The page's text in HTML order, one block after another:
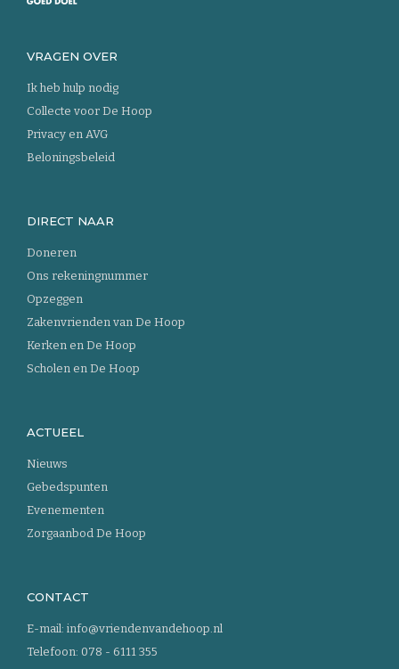
VRAGEN OVER
Ik heb hulp nodig
Collecte voor De Hoop
Privacy en AVG
Beloningsbeleid
DIRECT NAAR
Doneren
Ons rekeningnummer
Opzeggen
Zakenvrienden van De Hoop
Kerken en De Hoop
Scholen en De Hoop
ACTUEEL
Nieuws
Gebedspunten
Evenementen
Zorgaanbod De Hoop
CONTACT
E-mail: info@vriendenvandehoop.nl
Telefoon: 078 - 6111 355